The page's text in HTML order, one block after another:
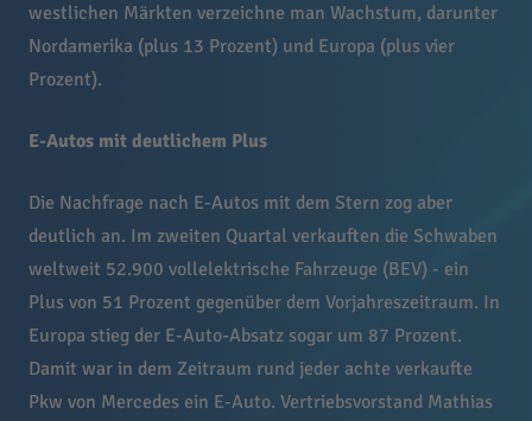
westlichen Märkten verzeichne man Wachstum, darunter
Nordamerika (plus 13 Prozent) und Europa (plus vier
Prozent).
E-Autos mit deutlichem Plus
Die Nachfrage nach E-Autos mit dem Stern zog aber
deutlich an. Im zweiten Quartal verkauften die Schwaben
weltweit 52.900 vollelektrische Fahrzeuge (BEV) - ein
Plus von 51 Prozent gegenüber dem Vorjahreszeitraum. In
Europa stieg der E-Auto-Absatz sogar um 87 Prozent.
Damit war in dem Zeitraum rund jeder achte verkaufte
Pkw von Mercedes ein E-Auto. Vertriebsvorstand Mathias